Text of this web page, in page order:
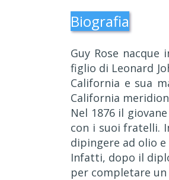
Biografia
Guy Rose
figlio di Leonard
California e sua
California
Nel 1876 il
con i suoi fratelli.
dipingere ad olio
Infatti, dopo il
per completare